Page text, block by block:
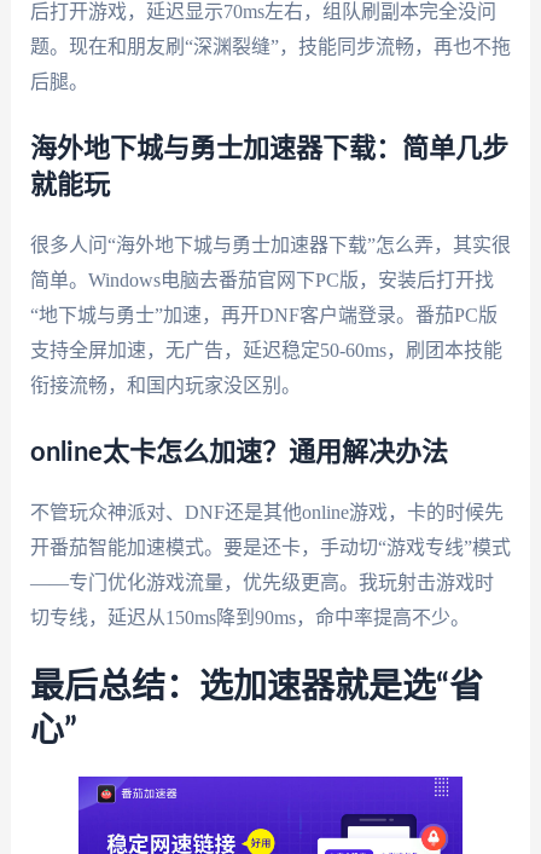
后打开游戏，延迟显示70ms左右，组队刷副本完全没问
题。现在和朋友刷“深渊裂缝”，技能同步流畅，再也不拖
后腿。
海外地下城与勇士加速器下载：简单几步
就能玩
很多人问“海外地下城与勇士加速器下载”怎么弄，其实很
简单。Windows电脑去番茄官网下PC版，安装后打开找
“地下城与勇士”加速，再开DNF客户端登录。番茄PC版
支持全屏加速，无广告，延迟稳定50-60ms，刷团本技能
衔接流畅，和国内玩家没区别。
online太卡怎么加速？通用解决办法
不管玩众神派对、DNF还是其他online游戏，卡的时候先
开番茄智能加速模式。要是还卡，手动切“游戏专线”模式
——专门优化游戏流量，优先级更高。我玩射击游戏时
切专线，延迟从150ms降到90ms，命中率提高不少。
最后总结：选加速器就是选“省
心”